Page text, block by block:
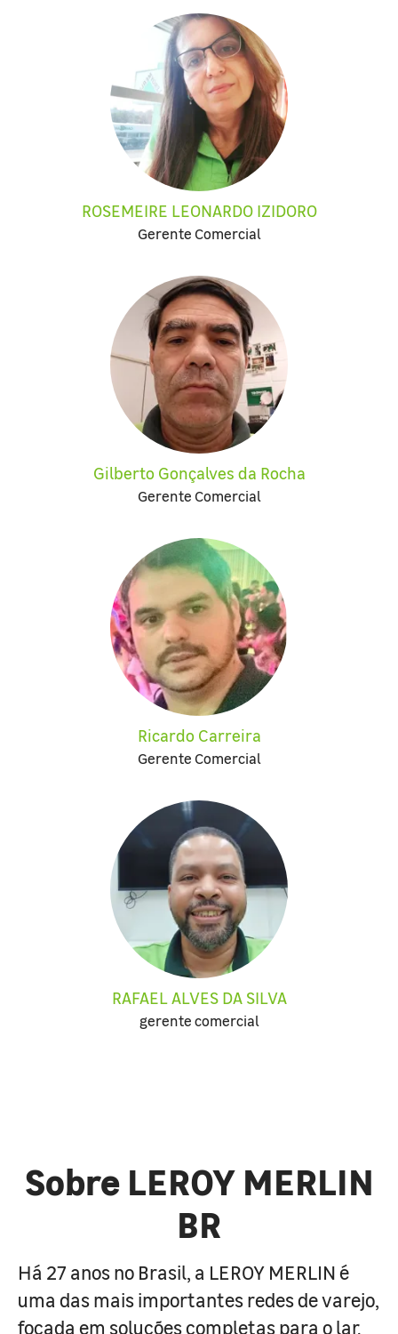
ROSEMEIRE LEONARDO IZIDORO
Gerente Comercial
Gilberto Gonçalves da Rocha
Gerente Comercial
Ricardo Carreira
Gerente Comercial
RAFAEL ALVES DA SILVA
gerente comercial
Sobre LEROY MERLIN
BR
Há 27 anos no Brasil, a LEROY MERLIN é
uma das mais importantes redes de varejo,
focada em soluções completas para o lar.